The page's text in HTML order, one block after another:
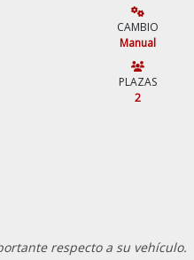
CAMBIO
Manual
PLAZAS
2
respecto a su vehículo.